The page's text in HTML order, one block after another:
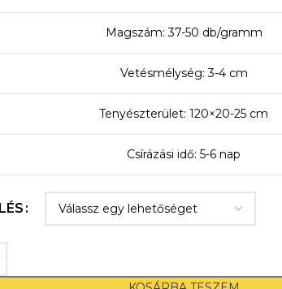
Magszám: 37-50 db/gramm
Vetésmélység: 3-4 cm
Tenyészterület: 120×20-25 cm
Csírázási idő: 5-6 nap